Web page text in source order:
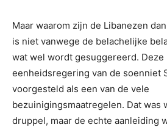
Maar waarom zijn de Libanezen
is niet vanwege de belachelijke
wat wel wordt gesuggereerd. Deze
eenheidsregering van de soenniet
voorgesteld als een van de vele
bezuinigingsmaatregelen. Dat was
druppel, maar de echte aanleiding